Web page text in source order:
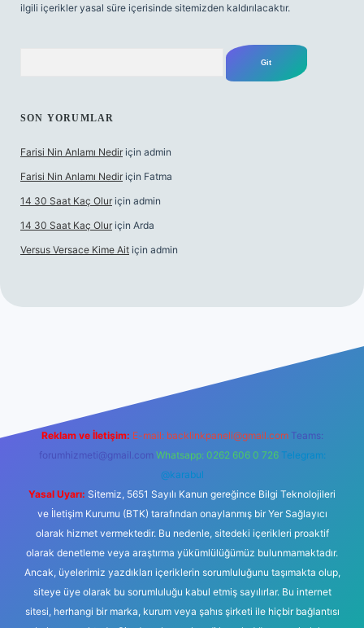
ilgili içerikler yasal süre içerisinde sitemizden kaldırılacaktır.
SON YORUMLAR
Farisi Nin Anlamı Nedir için admin
Farisi Nin Anlamı Nedir için Fatma
14 30 Saat Kaç Olur için admin
14 30 Saat Kaç Olur için Arda
Versus Versace Kime Ait için admin
Reklam ve İletişim: E-mail: backlinkpaneli@gmail.com Teams:
forumhizmeti@gmail.com Whatsapp: 0262 606 0 726 Telegram:
@karabul
Yasal Uyarı: Sitemiz, 5651 Sayılı Kanun gereğince Bilgi Teknolojileri
ve İletişim Kurumu (BTK) tarafından onaylanmış bir Yer Sağlayıcı
olarak hizmet vermektedir. Bu nedenle, sitedeki içerikleri proaktif
olarak denetleme veya araştırma yükümlülüğümüz bulunmamaktadır.
Ancak, üyelerimiz yazdıkları içeriklerin sorumluluğunu taşımakta olup,
siteye üye olarak bu sorumluluğu kabul etmiş sayılırlar. Bu internet
sitesi, herhangi bir marka, kurum veya şahıs şirketi ile hiçbir bağlantısı